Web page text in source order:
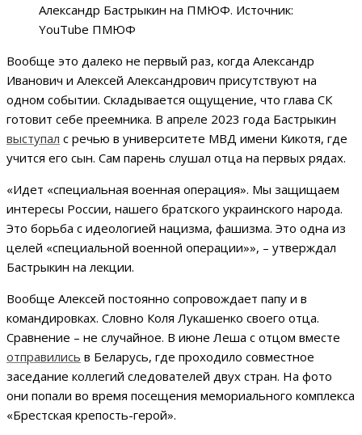
Александр Бастрыкин на ПМЮФ. Источник:
YouTube ПМЮФ
Вообще это далеко не первый раз, когда Александр
Иванович и Алексей Александрович присутствуют на
одном событии. Складывается ощущение, что глава СК
готовит себе преемника. В апреле 2023 года Бастрыкин
выступал с речью в университете МВД имени Кикотя, где
учится его сын. Сам парень слушал отца на первых рядах.
«Идет «специальная военная операция». Мы защищаем
интересы России, нашего братского украинского народа.
Это борьба с идеологией нацизма, фашизма. Это одна из
целей «специальной военной операции»», – утверждал
Бастрыкин на лекции.
Вообще Алексей постоянно сопровождает папу и в
командировках. Словно Коля Лукашенко своего отца.
Сравнение – не случайное. В июне Леша с отцом вместе
отправились в Беларусь, где проходило совместное
заседание коллегий следователей двух стран. На фото
они попали во время посещения мемориального комплекса
«Брестская крепость-герой».